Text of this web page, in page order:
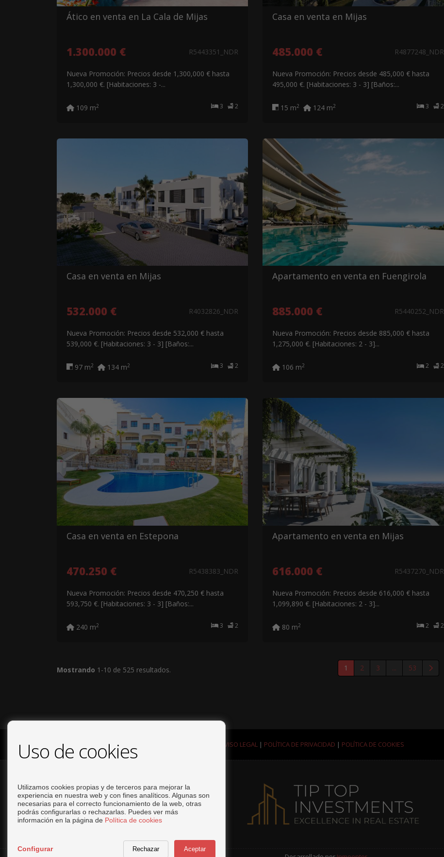
Ático en venta en La Cala de Mijas
1.300.000 € R5443351_NDR
Nueva Promoción: Precios desde 1,300,000 € hasta
1,300,000 €. [Habitaciones: 3 -...
3 2
109 m2
Casa en venta en Mijas
485.000 € R4877248_NDR
Nueva Promoción: Precios desde 485,000 € hasta
495,000 €. [Habitaciones: 3 - 3] [Baños:...
3 2
15 m2 124 m2
Casa en venta en Mijas
532.000 € R4032826_NDR
Nueva Promoción: Precios desde 532,000 € hasta
539,000 €. [Habitaciones: 3 - 3] [Baños:...
3 2
97 m2 134 m2
Apartamento en venta en Fuengirola
885.000 € R5440252_NDR
Nueva Promoción: Precios desde 885,000 € hasta
1,275,000 €. [Habitaciones: 2 - 3]...
2 2
106 m2
Casa en venta en Estepona
470.250 € R5438383_NDR
Nueva Promoción: Precios desde 470,250 € hasta
593,750 €. [Habitaciones: 3 - 3] [Baños:...
3 2
240 m2
Apartamento en venta en Mijas
616.000 € R5437270_NDR
Nueva Promoción: Precios desde 616,000 € hasta
1,099,890 €. [Habitaciones: 2 - 3]...
2 2
80 m2
Mostrando 1-10 de 525 resultados. 1 2 3 ... 53
COPYRIGHT © 2026. TODOS LOS DERECHOS RESERVADOS. AVISO LEGAL | POLÍTICA DE PRIVACIDAD | POLÍTICA DE COOKIES
+34 644293919
info@tiptopinvestments.com
Uso de cookies
Utilizamos cookies propias y de terceros para mejorar la
experiencia en nuestra web y con fines analíticos. Algunas son
necesarias para el correcto funcionamiento de la web, otras
podrás configurarlas o rechazarlas. Puedes ver más
información en la página de Política de cookies
Configurar